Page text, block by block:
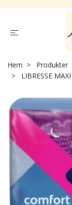
Hem
Produkter
LIBRESSE